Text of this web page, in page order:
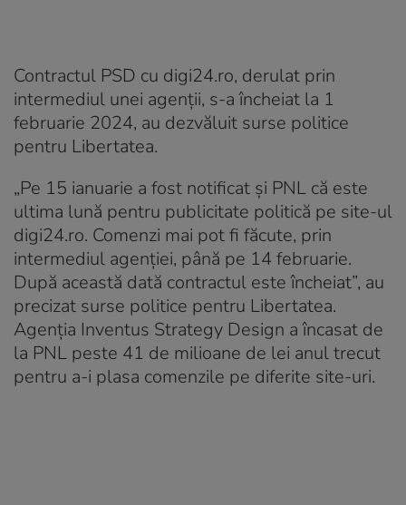
Contractul PSD cu digi24.ro, derulat prin
intermediul unei agenții, s-a încheiat la 1
februarie 2024, au dezvăluit surse politice
pentru Libertatea.
„Pe 15 ianuarie a fost notificat și PNL că este
ultima lună pentru publicitate politică pe site-ul
digi24.ro. Comenzi mai pot fi făcute, prin
intermediul agenției, până pe 14 februarie.
După această dată contractul este încheiat”, au
precizat surse politice pentru Libertatea.
Agenția Inventus Strategy Design a încasat de
la PNL peste 41 de milioane de lei anul trecut
pentru a-i plasa comenzile pe diferite site-uri.